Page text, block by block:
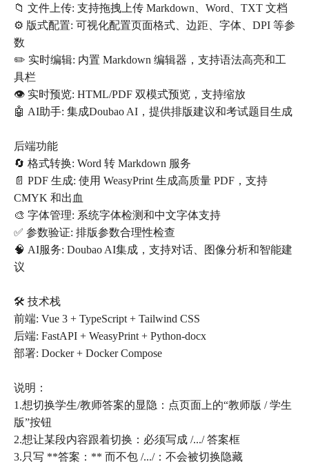
📁 文件上传: 支持拖拽上传 Markdown、Word、TXT 文档
⚙️ 版式配置: 可视化配置页面格式、边距、字体、DPI 等参
数
✏️ 实时编辑: 内置 Markdown 编辑器，支持语法高亮和工
具栏
👁️ 实时预览: HTML/PDF 双模式预览，支持缩放
🤖 AI助手: 集成Doubao AI，提供排版建议和考试题目生成
后端功能
🔄 格式转换: Word 转 Markdown 服务
📄 PDF 生成: 使用 WeasyPrint 生成高质量 PDF，支持
CMYK 和出血
🎨 字体管理: 系统字体检测和中文字体支持
✅ 参数验证: 排版参数合理性检查
🧠 AI服务: Doubao AI集成，支持对话、图像分析和智能建
议
🛠️ 技术栈
前端: Vue 3 + TypeScript + Tailwind CSS
后端: FastAPI + WeasyPrint + Python-docx
部署: Docker + Docker Compose
说明：
1.想切换学生/教师答案的显隐：点页面上的“教师版 / 学生
版”按钮
2.想让某段内容跟着切换：必须写成 /.../ 答案框
3.只写 **答案：** 而不包 /.../：不会被切换隐藏